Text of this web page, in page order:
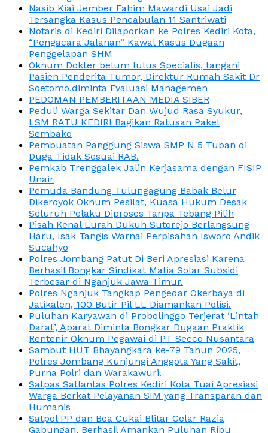
Nasib Kiai Jember Fahim Mawardi Usai Jadi
Tersangka Kasus Pencabulan 11 Santriwati
Notaris di Kediri Dilaporkan ke Polres Kediri Kota,
“Pengacara Jalanan” Kawal Kasus Dugaan
Penggelapan SHM
Oknum Dokter belum lulus Specialis, tangani
Pasien Penderita Tumor, Direktur Rumah Sakit Dr
Soetomo,diminta Evaluasi Managemen
PEDOMAN PEMBERITAAN MEDIA SIBER
Peduli Warga Sekitar Dan Wujud Rasa Syukur,
LSM RATU KEDIRI Bagikan Ratusan Paket
Sembako
Pembuatan Panggung Siswa SMP N 5 Tuban di
Duga Tidak Sesuai RAB.
Pemkab Trenggalek Jalin Kerjasama dengan FISIP
Unair
Pemuda Bandung Tulungagung Babak Belur
Dikeroyok Oknum Pesilat, Kuasa Hukum Desak
Seluruh Pelaku Diproses Tanpa Tebang Pilih
Pisah Kenal Lurah Dukuh Sutorejo Berlangsung
Haru, Isak Tangis Warnai Perpisahan Isworo Andik
Sucahyo
Polres Jombang Patut Di Beri Apresiasi Karena
Berhasil Bongkar Sindikat Mafia Solar Subsidi
Terbesar di Nganjuk Jawa Timur.
Polres Nganjuk Tangkap Pengedar Okerbaya di
Jatikalen, 100 Butir Pil LL Diamankan Polisi.
Puluhan Karyawan di Probolinggo Terjerat ‘Lintah
Darat’, Aparat Diminta Bongkar Dugaan Praktik
Rentenir Oknum Pegawai di PT Secco Nusantara
Sambut HUT Bhayangkara ke-79 Tahun 2025,
Polres Jombang Kunjungi Anggota Yang Sakit,
Purna Polri dan Warakawuri.
Satpas Satlantas Polres Kediri Kota Tuai Apresiasi
Warga Berkat Pelayanan SIM yang Transparan dan
Humanis
Satpol PP dan Bea Cukai Blitar Gelar Razia
Gabungan, Berhasil Amankan Puluhan Ribu